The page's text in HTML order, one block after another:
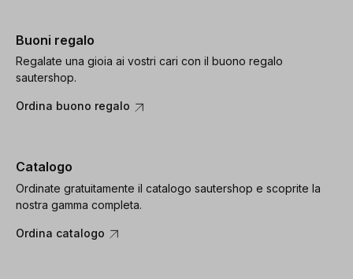
Buoni regalo
Regalate una gioia ai vostri cari con il buono regalo
sautershop.
Ordina buono regalo
Catalogo
Ordinate gratuitamente il catalogo sautershop e scoprite la
nostra gamma completa.
Ordina catalogo